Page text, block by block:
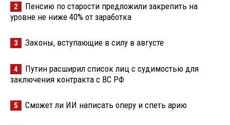
2
Пенсию по старости предложили закрепить на
уровне не ниже 40% от заработка
3 Законы, вступающие в силу в августе
4
Путин расширил список лиц с судимостью для
заключения контракта с ВС РФ
5 Сможет ли ИИ написать оперу и спеть арию